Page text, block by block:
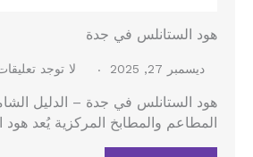
هود الستانلس في جدة
ديسمبر 27, 2025 لا توجد
هود الستانلس في جدة – الدليل
المطاعم والمطابخ المركزية يُعد